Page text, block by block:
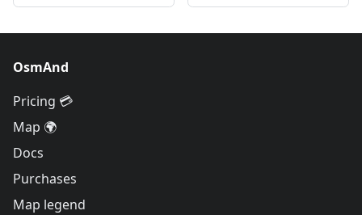
OsmAnd
Pricing 💳
Map 🌍
Docs
Purchases
Map legend